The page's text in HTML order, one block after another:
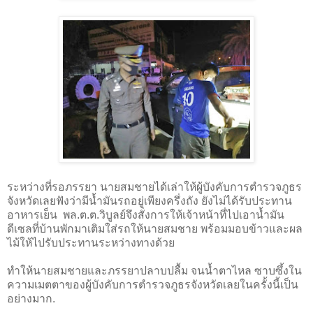
ระหว่างที่รอภรรยา นายสมชายได้เล่าให้ผู้บังคับการตำรวจภูธร
จังหวัดเลยฟังว่ามีน้ำมันรถอยู่เพียงครึ่งถัง ยังไม่ได้รับประทาน
อาหารเย็น พล.ต.ต.วิบูลย์จึงสั่งการให้เจ้าหน้าที่ไปเอาน้ำมัน
ดีเซลที่บ้านพักมาเติมใส่รถให้นายสมชาย พร้อมมอบข้าวและผล
ไม้ให้ไปรับประทานระหว่างทางด้วย
ทำให้นายสมชายและภรรยาปลาบปลื้ม จนน้ำตาไหล ซาบซึ้งใน
ความเมตตาของผู้บังคับการตำรวจภูธรจังหวัดเลยในครั้งนี้เป็น
อย่างมาก.